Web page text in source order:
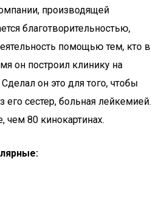
производящей
благотворительностью,
помощью тем, кто в
он построил клинику на
он это для того, чтобы
его сестер, больная лейкемией.
чем 80 кинокартинах.